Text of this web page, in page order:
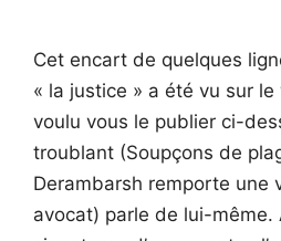
Cet encart de quelques
« la justice » a été vu sur
voulu vous le publier ci-
troublant (Soupçons de
Derambarsh remporte une
avocat) parle de lui-même.